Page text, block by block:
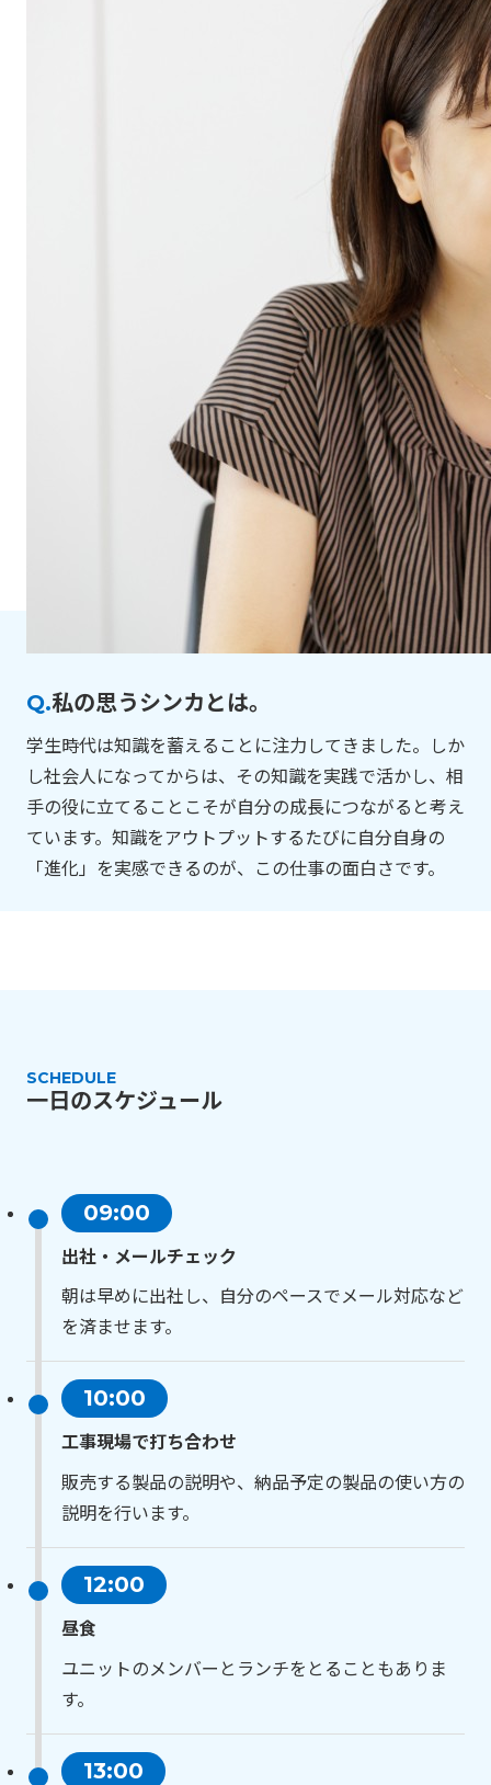
Q.私の思うシンカとは。
学生時代は知識を蓄えることに注力してきました。しか
し社会人になってからは、その知識を実践で活かし、相
手の役に立てることこそが自分の成長につながると考え
ています。知識をアウトプットするたびに自分自身の
「進化」を実感できるのが、この仕事の面白さです。
SCHEDULE
一日のスケジュール
09:00
出社・メールチェック
朝は早めに出社し、自分のペースでメール対応など
を済ませます。
10:00
工事現場で打ち合わせ
販売する製品の説明や、納品予定の製品の使い方の
説明を行います。
12:00
昼食
ユニットのメンバーとランチをとることもありま
す。
13:00